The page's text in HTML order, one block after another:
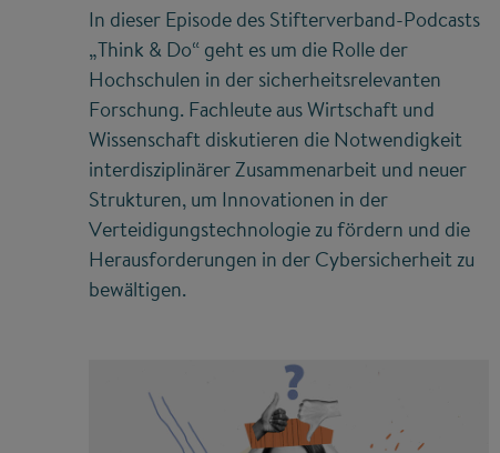
In dieser Episode des Stifterverband-Podcasts
„Think & Do“ geht es um die Rolle der
Hochschulen in der sicherheitsrelevanten
Forschung. Fachleute aus Wirtschaft und
Wissenschaft diskutieren die Notwendigkeit
interdisziplinärer Zusammenarbeit und neuer
Strukturen, um Innovationen in der
Verteidigungstechnologie zu fördern und die
Herausforderungen in der Cybersicherheit zu
bewältigen.